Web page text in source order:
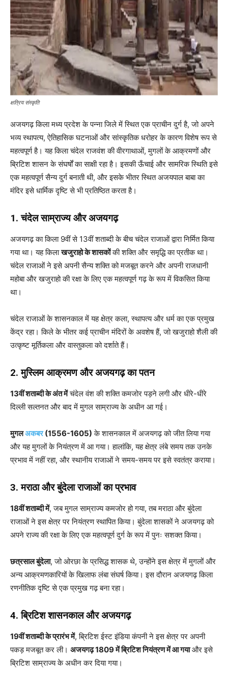
क्षत्रिय संस्कृति
अजयगढ़ किला मध्य प्रदेश के पन्ना जिले में स्थित एक प्राचीन दुर्ग है, जो अपने
भव्य स्थापत्य, ऐतिहासिक घटनाओं और सांस्कृतिक धरोहर के कारण विशेष रूप से
महत्वपूर्ण है। यह किला चंदेल राजवंश की वीरगाथाओं, मुगलों के आक्रमणों और
ब्रिटिश शासन के संघर्षों का साक्षी रहा है। इसकी ऊँचाई और सामरिक स्थिति इसे
एक महत्वपूर्ण सैन्य दुर्ग बनाती थी, और इसके भीतर स्थित अजयपाल बाबा का
मंदिर इसे धार्मिक दृष्टि से भी प्रतिष्ठित करता है।
1. चंदेल साम्राज्य और अजयगढ़
अजयगढ़ का किला 9वीं से 13वीं शताब्दी के बीच चंदेल राजाओं द्वारा निर्मित किया
गया था। यह किलाखजुराहो के शासकोंकी शक्ति और समृद्धि का प्रतीक था।
चंदेल राजाओं ने इसे अपनी सैन्य शक्ति को मजबूत करने और अपनी राजधानी
महोबा और खजुराहो की रक्षा के लिए एक महत्वपूर्ण गढ़ के रूप में विकसित किया
था।
चंदेल राजाओं के शासनकाल में यह क्षेत्र कला, स्थापत्य और धर्म का एक प्रमुख
केंद्र रहा। किले के भीतर कई प्राचीन मंदिरों के अवशेष हैं, जो खजुराहो शैली की
उत्कृष्ट मूर्तिकला और वास्तुकला को दर्शाते हैं।
2. मुस्लिम आक्रमण और अजयगढ़ का पतन
13वीं शताब्दी के अंत मेंचंदेल वंश की शक्ति कमजोर पड़ने लगी और धीरे-धीरे
दिल्ली सल्तनत और बाद में मुगल साम्राज्य के अधीन आ गई।
मुगलअकबर(1556-1605) के शासनकाल में अजयगढ़ को जीत लिया गया
और यह मुगलों के नियंत्रण में आ गया। हालांकि, यह क्षेत्र लंबे समय तक उनके
प्रभाव में नहीं रहा, और स्थानीय राजाओं ने समय-समय पर इसे स्वतंत्र कराया।
3. मराठा और बुंदेला राजाओं का प्रभाव
18वीं शताब्दी में, जब मुगल साम्राज्य कमजोर हो गया, तब मराठा और बुंदेला
राजाओं ने इस क्षेत्र पर नियंत्रण स्थापित किया। बुंदेला शासकों ने अजयगढ़ को
अपने राज्य की रक्षा के लिए एक महत्वपूर्ण दुर्ग के रूप में पुनः सशक्त किया।
छत्रसाल बुंदेला, जो ओरछा के प्रसिद्ध शासक थे, उन्होंने इस क्षेत्र में मुगलों और
अन्य आक्रमणकारियों के खिलाफ लंबा संघर्ष किया। इस दौरान अजयगढ़ किला
रणनीतिक दृष्टि से एक प्रमुख गढ़ बना रहा।
4. ब्रिटिश शासनकाल और अजयगढ़
19वीं शताब्दी के प्रारंभ में, ब्रिटिश ईस्ट इंडिया कंपनी ने इस क्षेत्र पर अपनी
पकड़ मजबूत कर ली। अजयगढ़ 1809 में ब्रिटिश नियंत्रण में आ गयाऔर इसे
ब्रिटिश साम्राज्य के अधीन कर दिया गया।